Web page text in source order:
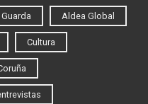
Guarda Aldea Global
Cultura